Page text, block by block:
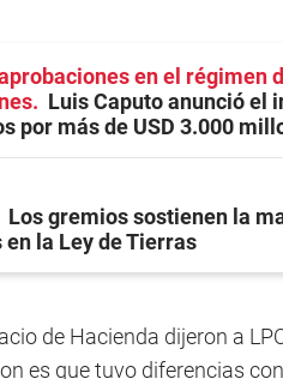
en el régimen
Luis Caputo anunció el
por más de USD 3.000
Los gremios sostienen la
la Ley de Tierras
de Hacienda dijeron a
es que tuvo diferencias